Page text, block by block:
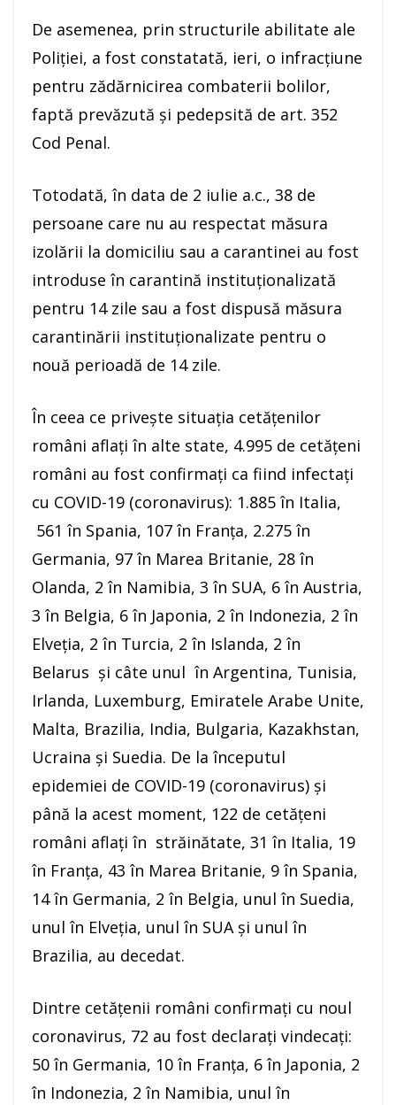
De asemenea, prin structurile abilitate ale
Poliției, a fost constatată, ieri, o infracțiune
pentru zădărnicirea combaterii bolilor,
faptă prevăzută și pedepsită de art. 352
Cod Penal.
Totodată, în data de 2 iulie a.c., 38 de
persoane care nu au respectat măsura
izolării la domiciliu sau a carantinei au fost
introduse în carantină instituționalizată
pentru 14 zile sau a fost dispusă măsura
carantinării instituționalizate pentru o
nouă perioadă de 14 zile.
În ceea ce privește situația cetățenilor
români aflați în alte state, 4.995 de cetățeni
români au fost confirmați ca fiind infectați
cu COVID-19 (coronavirus): 1.885 în Italia,
561 în Spania, 107 în Franța, 2.275 în
Germania, 97 în Marea Britanie, 28 în
Olanda, 2 în Namibia, 3 în SUA, 6 în Austria,
3 în Belgia, 6 în Japonia, 2 în Indonezia, 2 în
Elveția, 2 în Turcia, 2 în Islanda, 2 în
Belarus și câte unul în Argentina, Tunisia,
Irlanda, Luxemburg, Emiratele Arabe Unite,
Malta, Brazilia, India, Bulgaria, Kazakhstan,
Ucraina și Suedia. De la începutul
epidemiei de COVID-19 (coronavirus) și
până la acest moment, 122 de cetățeni
români aflați în străinătate, 31 în Italia, 19
în Franța, 43 în Marea Britanie, 9 în Spania,
14 în Germania, 2 în Belgia, unul în Suedia,
unul în Elveția, unul în SUA și unul în
Brazilia, au decedat.
Dintre cetățenii români confirmați cu noul
coronavirus, 72 au fost declarați vindecați:
50 în Germania, 10 în Franța, 6 în Japonia, 2
în Indonezia, 2 în Namibia, unul în